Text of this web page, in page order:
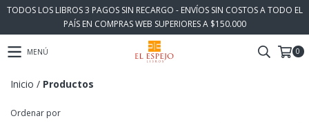
TODOS LOS LIBROS 3 PAGOS SIN RECARGO - ENVÍOS SIN COSTOS A TODO EL
PAÍS EN COMPRAS WEB SUPERIORES A $150.000
MENÚ 0
Inicio / Productos
Ordenar por